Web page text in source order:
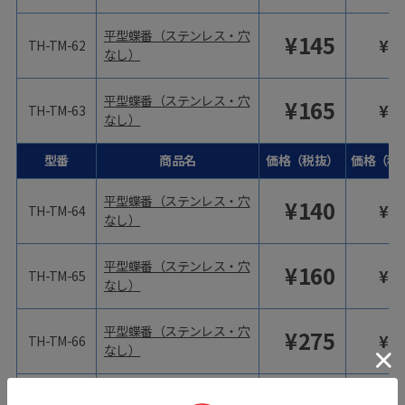
TH-TM-62
TH-TM-63
型番
TH-TM-64
TH-TM-65
TH-TM-66
平型蝶番（ステンレス・穴
なし）
¥145 ¥
平型蝶番（ステンレス・穴
なし）
¥165 ¥
商品名 価格（税抜） 価格（税
平型蝶番（ステンレス・穴
なし）
¥140 ¥
平型蝶番（ステンレス・穴
なし）
¥160 ¥
平型蝶番（ステンレス・穴
なし）
¥275 ¥